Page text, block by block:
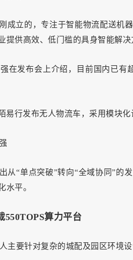
成立的，专注于智能物流配送机
提供高效、低门槛的具身智能解决
在发布会上介绍，目前国内已
从“单点突破”转向“全域协同”的
水平。
550TOPS算力平台
主要针对复杂的城配及园区环境设